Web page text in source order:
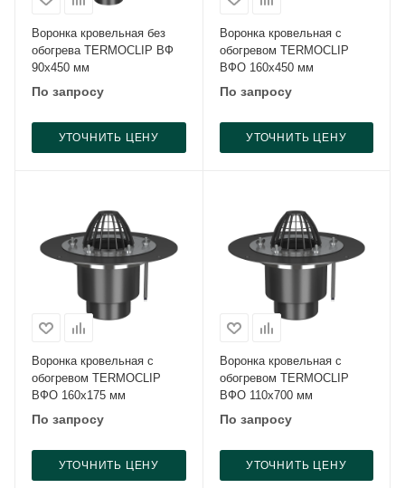
Воронка кровельная без
обогрева TERMOCLIP ВФ
90х450 мм
По запросу
УТОЧНИТЬ ЦЕНУ
Воронка кровельная с
обогревом TERMOCLIP
ВФО 160х450 мм
По запросу
УТОЧНИТЬ ЦЕНУ
Воронка кровельная с
обогревом TERMOCLIP
ВФО 160х175 мм
По запросу
УТОЧНИТЬ ЦЕНУ
Воронка кровельная с
обогревом TERMOCLIP
ВФО 110х700 мм
По запросу
УТОЧНИТЬ ЦЕНУ